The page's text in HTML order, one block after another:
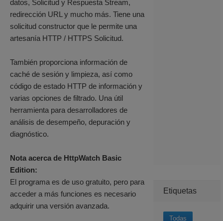
datos, Solicitud y Respuesta Stream,
redirección URL y mucho más. Tiene una
solicitud constructor que le permite una
artesanía HTTP / HTTPS Solicitud.
También proporciona información de
caché de sesión y limpieza, así como
código de estado HTTP de información y
varias opciones de filtrado. Una útil
herramienta para desarrolladores de
análisis de desempeño, depuración y
diagnóstico.
Nota acerca de HttpWatch Basic
Edition:
El programa es de uso gratuito, pero para
acceder a más funciones es necesario
adquirir una versión avanzada.
Etiquetas
Todas